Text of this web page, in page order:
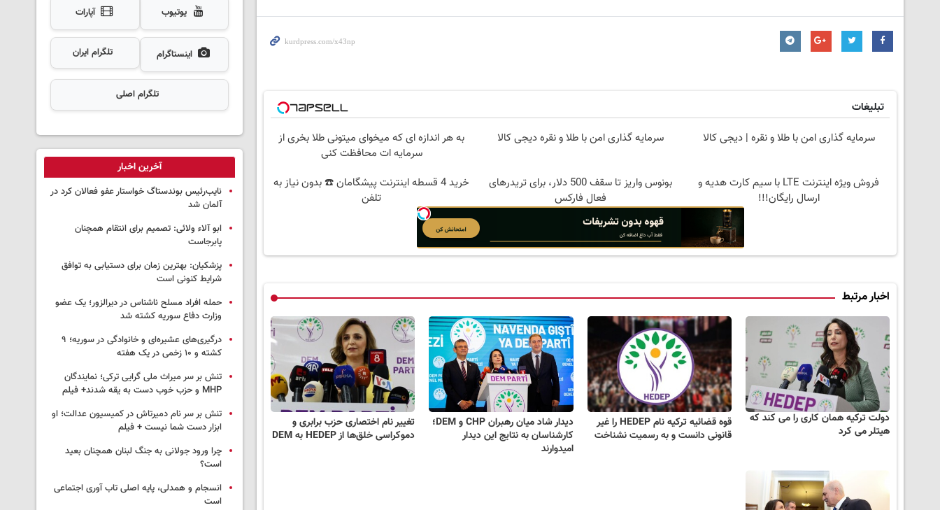
تبلیغات
سرمایه گذاری امن با طلا و نقره | دیجی کالا
سرمایه گذاری امن با طلا و نقره دیجی کالا
به هر اندازه ای که میخوای میتونی طلا بخری از
سرمایه ات محافظت کنی
فروش ویژه اینترنت LTE با سیم کارت هدیه و
ارسال رایگان!!!
بونوس واریز تا سقف 500 دلار، برای تریدرهای
فعال فارکس
خرید 4 قسطه اینترنت پیشگامان ☎️ بدون نیاز به
تلفن
اخبار مرتبط
دولت ترکیه همان کاری را می کند که
هیتلر می کرد
قوه قضائیه ترکیه نام HEDEP را غیر
قانونی دانست و به رسمیت نشناخت
دیدار شاد میان رهبران CHP و DEM؛
کارشناسان به نتایج این دیدار
امیدوارند
تغییر نام اختصاری حزب برابری و
دموکراسی خلق‌ها از HEDEP به DEM
یوتیوب آپارات
اینستاگرام تلگرام ایران
تلگرام اصلی
آخرین اخبار
نایب‌رئیس بوندستاگ خواستار عفو فعالان کرد در
آلمان شد
ابو آلاء ولائی: تصمیم برای انتقام همچنان
پابرجاست
پزشکیان‌: بهترین زمان برای دستیابی به توافق
شرایط کنونی است
حمله افراد مسلح ناشناس در دیرالزور؛ یک عضو
وزارت دفاع سوریه کشته شد
درگیری‌های عشیره‌ای و خانوادگی در سوریه؛ ۹
کشته و ۱۰ زخمی در یک هفته
تنش بر سر میراث ملی گرایی ترکی؛ نمایندگان
MHP و حزب خوب دست به یقه شدند+ فیلم
تنش بر سر نام دمیرتاش در کمیسیون عدالت؛ او
ابزار دست شما نیست + فیلم
چرا ورود جولانی به جنگ لبنان همچنان بعید
است؟
انسجام و همدلی، پایه اصلی تاب آوری اجتماعی
است